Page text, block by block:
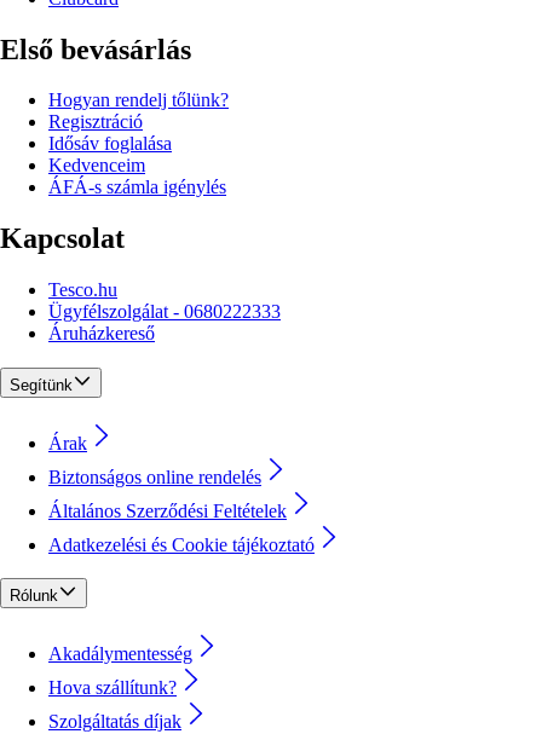
Első bevásárlás
Hogyan rendelj tőlünk?
Regisztráció
Idősáv foglalása
Kedvenceim
ÁFÁ-s számla igénylés
Kapcsolat
Tesco.hu
Ügyfélszolgálat - 0680222333
Áruházkereső
Segítünk
Árak
Biztonságos online rendelés
Általános Szerződési Feltételek
Adatkezelési és Cookie tájékoztató
Rólunk
Akadálymentesség
Hova szállítunk?
Szolgáltatás díjak